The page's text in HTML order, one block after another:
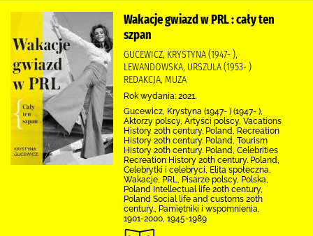
Wakacje gwiazd w PRL : cały ten
szpan
GUCEWICZ, KRYSTYNA (1947- ),
LEWANDOWSKA, URSZULA (1953- )
REDAKCJA, MUZA
Rok wydania: 2021.
Gucewicz, Krystyna (1947- ) (1947- ),
Aktorzy polscy, Artyści polscy, Vacations
History 20th century. Poland, Recreation
History 20th century. Poland, Tourism
History 20th century. Poland, Celebrities
Recreation History 20th century. Poland,
Celebrytki i celebryci, Elita społeczna,
Wakacje, PRL, Pisarze polscy, Polska,
Poland Intellectual life 20th century,
Poland Social life and customs 20th
century., Pamiętniki i wspomnienia,
1901-2000, 1945-1989